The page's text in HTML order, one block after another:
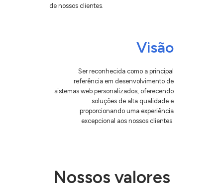
de nossos clientes.
Visão
Ser reconhecida como a principal
referência em desenvolvimento de
sistemas web personalizados, oferecendo
soluções de alta qualidade e
proporcionando uma experiência
excepcional aos nossos clientes.
Nossos valores